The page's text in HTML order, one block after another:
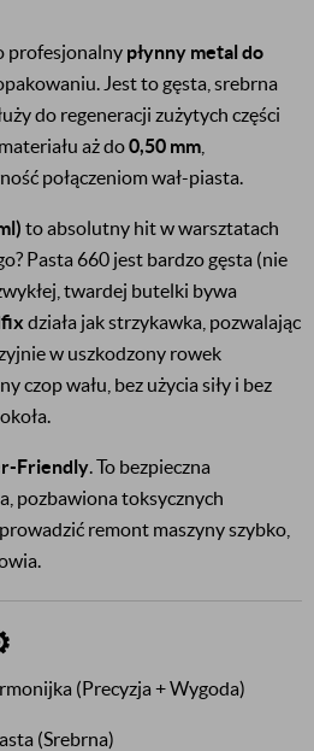
profesjonalny płynny metal do
Jest to gęsta, srebrna
do regeneracji zużytych części
aż do0,50 mm
połączeniom wał-piasta.
to absolutny hit w warsztatach
Pasta 660 jest bardzo gęsta (nie
twardej butelki bywa
działa jak strzykawka, pozwalając
w uszkodzony rowek
czop wału, bez użycia siły i bez
Friendly. To bezpieczna
pozbawiona toksycznych
remont maszyny szybko,
(Precyzja + Wygoda)
(Srebrna)